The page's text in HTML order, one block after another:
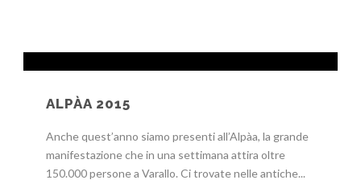
ALPÀA 2015
Anche quest’anno siamo presenti all’Alpàa, la grande
manifestazione che in una settimana attira oltre
150.000 persone a Varallo. Ci trovate nelle antiche...